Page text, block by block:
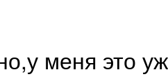
меня это